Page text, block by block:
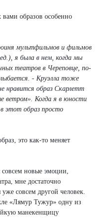
образов особенно
мультфильмов и фильмов
я была в нем, когда мы
театров в Череповце, по-
- Круэлла тоже
нравится образ Скарлетт
ветром». Когда я в юности
этот образ просто
это как-то меняет
новые эмоции,
мне достаточно
совсем другой человек.
«Лямур Тужур» одну из
манекенщицу